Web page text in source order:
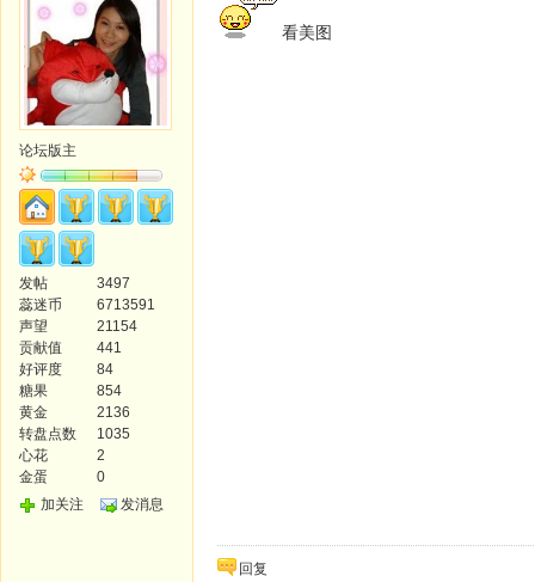
论坛版主
发帖
3497
蕊迷币
6713591
声望
21154
贡献值
441
好评度
84
糖果
854
黄金
2136
转盘点数
1035
心花
2
金蛋
0
加关注
发消息
看美图
回复